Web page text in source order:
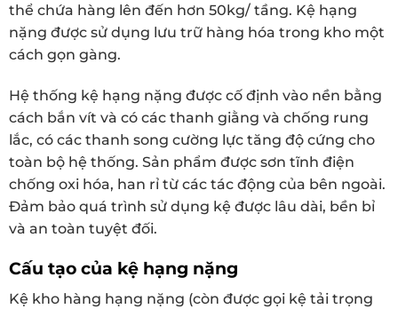
thể chứa hàng lên đến hơn 50kg/ tầng. Kệ hạng
nặng được sử dụng lưu trữ hàng hóa trong kho một
cách gọn gàng.
Hệ thống kệ hạng nặng được cố định vào nền bằng
cách bắn vít và có các thanh giằng và chống rung
lắc, có các thanh song cường lực tăng độ cứng cho
toàn bộ hệ thống. Sản phẩm được sơn tĩnh điện
chống oxi hóa, han rỉ từ các tác động của bên ngoài.
Đảm bảo quá trình sử dụng kệ được lâu dài, bền bỉ
và an toàn tuyệt đối.
Cấu tạo của kệ hạng nặng
Kệ kho hàng hạng nặng (còn được gọi kệ tải trọng